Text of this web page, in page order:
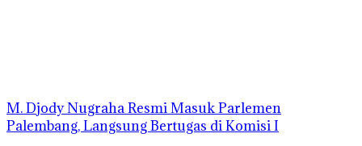
M. Djody Nugraha Resmi Masuk Parlemen
Palembang, Langsung Bertugas di Komisi I